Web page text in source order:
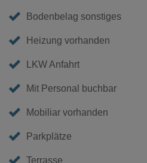
Bodenbelag sonstiges
Heizung vorhanden
LKW Anfahrt
Mit Personal buchbar
Mobiliar vorhanden
Parkplätze
Terrasse